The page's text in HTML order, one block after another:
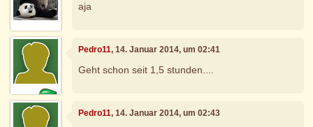
aja
Pedro11, 14. Januar 2014, um 02:41
Geht schon seit 1,5 stunden....
Pedro11, 14. Januar 2014, um 02:43